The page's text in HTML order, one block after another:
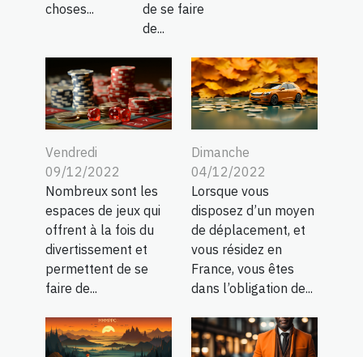
choses...
de se faire
de...
Vendredi
09/12/2022
Nombreux sont les
espaces de jeux qui
offrent à la fois du
divertissement et
permettent de se
faire de...
Dimanche
04/12/2022
Lorsque vous
disposez d’un moyen
de déplacement, et
vous résidez en
France, vous êtes
dans l’obligation de...